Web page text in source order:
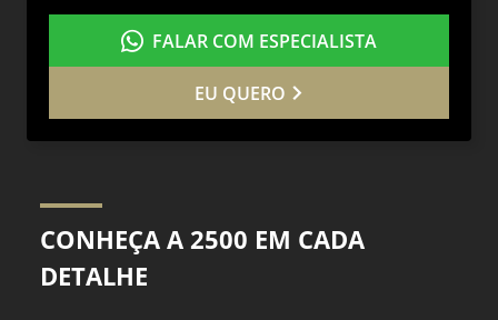
FALAR COM ESPECIALISTA
EU QUERO
CONHEÇA A 2500 EM CADA
DETALHE